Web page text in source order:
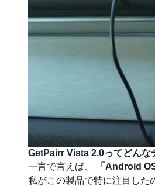
GetPairr Vista 2.0ってどんな
一言で言えば、
「Android
私がこの製品で特に注目した